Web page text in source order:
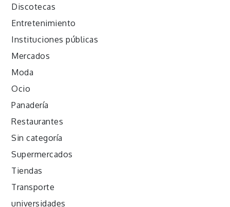
Discotecas
Entretenimiento
Instituciones públicas
Mercados
Moda
Ocio
Panadería
Restaurantes
Sin categoría
Supermercados
Tiendas
Transporte
universidades